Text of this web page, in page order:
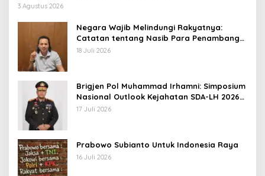
3 Agustus 2026
Negara Wajib Melindungi Rakyatnya:
Catatan tentang Nasib Para Penambang
Belerang Kawah Ijen
18 Juli 2026
Brigjen Pol Muhammad Irhamni: Simposium
Nasional Outlook Kejahatan SDA-LH 2026–
2030 Beri Banyak Masukan Bagi APH
17 Juli 2026
Prabowo Subianto Untuk Indonesia Raya
16 Juli 2026